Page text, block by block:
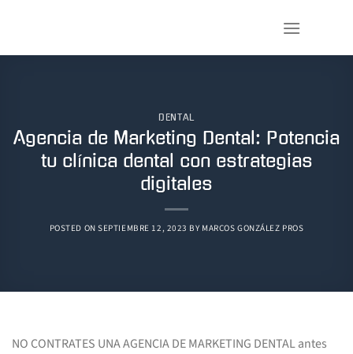
DENTAL
Agencia de Marketing Dental: Potencia
tu clínica dental con estrategias
digitales
POSTED ONSEPTIEMBRE 12, 2023 BY MARCOS GONZÁLEZ PROS
NO CONTRATES UNA AGENCIA DE MARKETING DENTAL antes